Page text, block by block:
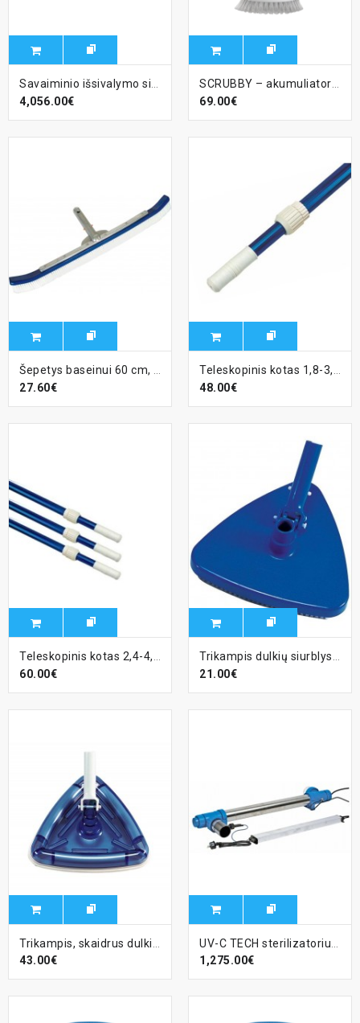
4,056.00€
69.00€
Šepetys baseinui 60 cm, sustiprintas
27.60€
Teleskopinis kotas 1,8-3,6 m - sustiprintas
48.00€
Teleskopinis kotas 2,4-4,8 m.
60.00€
Trikampis dulkių siurblys, 32/38 mm jungtis
21.00€
43.00€
1,275.00€